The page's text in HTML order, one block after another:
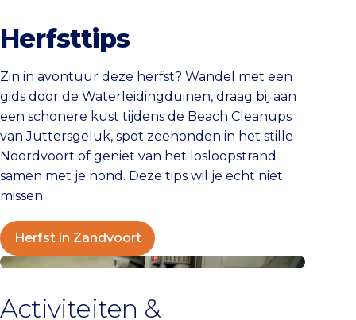
Herfsttips
Zin in avontuur deze herfst? Wandel met een
gids door de Waterleidingduinen, draag bij aan
een schonere kust tijdens de Beach Cleanups
van Juttersgeluk, spot zeehonden in het stille
Noordvoort of geniet van het losloopstrand
samen met je hond. Deze tips wil je echt niet
missen.
Herfst in Zandvoort
Uitagenda
Activiteiten &